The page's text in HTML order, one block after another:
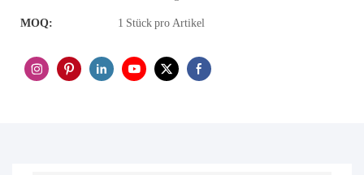
MOQ: 1 Stück pro Artikel